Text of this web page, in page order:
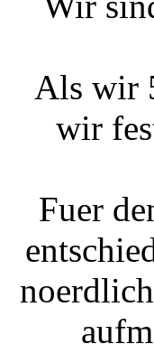
Als wir
wir
Fuer